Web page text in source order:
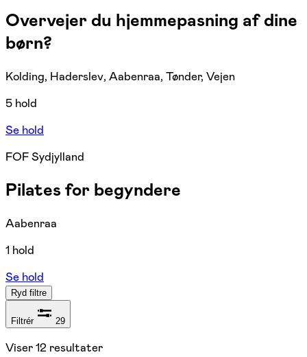
Overvejer du hjemmepasning af dine
børn?
Kolding, Haderslev, Aabenraa, Tønder, Vejen
5 hold
Se hold
FOF Sydjylland
Pilates for begyndere
Aabenraa
1 hold
Se hold
Ryd filtre
Filtrér 29
Viser12 resultater